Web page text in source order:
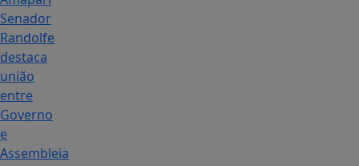
Senador
Randolfe
destaca
união
entre
Governo
e
Assembleia